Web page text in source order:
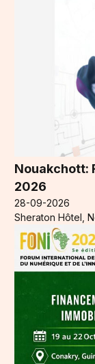
Nouakchott:
2026
28-09-2026
Sheraton Hôtel,